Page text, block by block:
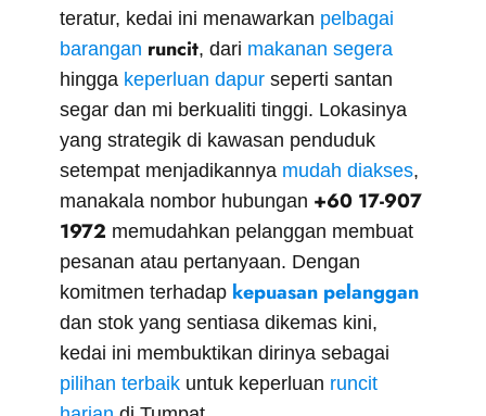
teratur, kedai ini menawarkan pelbagai
barangan runcit, dari makanan segera
hingga keperluan dapur seperti santan
segar dan mi berkualiti tinggi. Lokasinya
yang strategik di kawasan penduduk
setempat menjadikannya mudah diakses,
manakala nombor hubungan +60 17-907
1972 memudahkan pelanggan membuat
pesanan atau pertanyaan. Dengan
komitmen terhadap kepuasan pelanggan
dan stok yang sentiasa dikemas kini,
kedai ini membuktikan dirinya sebagai
pilihan terbaik untuk keperluan runcit